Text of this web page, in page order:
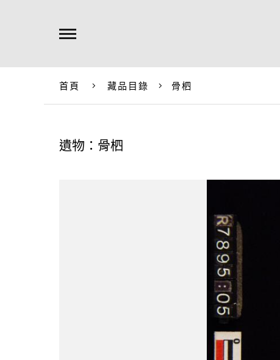
首頁 藏品目錄 骨柶
遺物：骨柶